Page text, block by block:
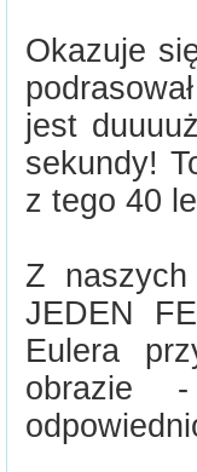
Okazuje
jest
sekundy!
z tego 40
Z
JEDEN
Eulera
obrazie